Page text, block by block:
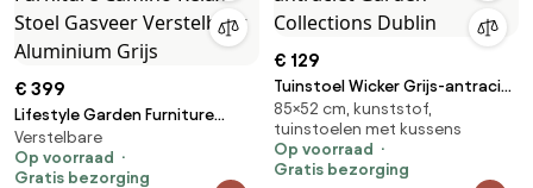
€ 399
Lifestyle Garden Furniture
Camino Relax Stoel Gasveer
Verstelbaar Aluminium Grijs
Verstelbare
Op voorraad
Gratis bezorging
€ 129
Tuinstoel Wicker Grijs-antraciet
Garden Collections Dublin
85×52 cm, kunststof,
tuinstoelen met kussens
Op voorraad
Gratis bezorging